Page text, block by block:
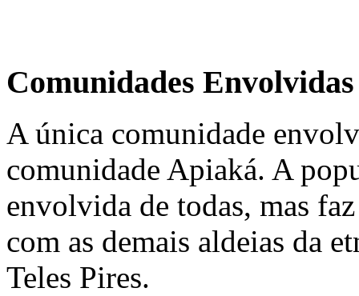
Comunidades Envolvidas
A única comunidade
comunidade Apiaká. A
envolvida de todas, mas
com as demais aldeias da
Teles Pires.